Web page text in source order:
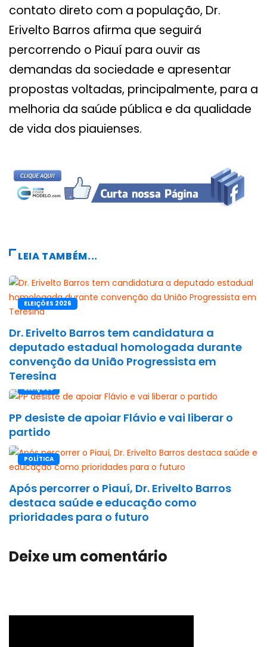
contato direto com a população, Dr.
Erivelto Barros afirma que seguirá
percorrendo o Piauí para ouvir as
demandas da sociedade e apresentar
propostas voltadas, principalmente, para a
melhoria da saúde pública e da qualidade
de vida dos piauienses.
LEIA TAMBÉM...
ELEIÇÕES 2026
Dr. Erivelto Barros tem candidatura a
deputado estadual homologada durante
convenção da União Progressista em
Teresina
ELEIÇÕES
PP desiste de apoiar Flávio e vai liberar o
partido
POLÍTICA
Após percorrer o Piauí, Dr. Erivelto Barros
destaca saúde e educação como
prioridades para o futuro
Deixe um comentário